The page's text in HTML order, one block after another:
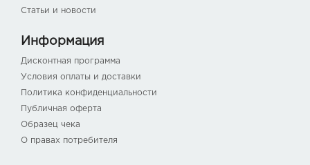
Статьи и новости
Информация
Дисконтная программа
Условия оплаты и доставки
Политика конфиденциальности
Публичная оферта
Образец чека
О правах потребителя